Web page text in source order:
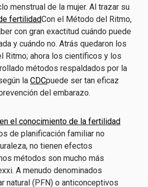
menstrual de la mujer. Al trazar su
fertilidadCon el Método del Ritmo,
con gran exactitud cuándo puede
y cuándo no. Atrás quedaron los
Ritmo; ahora los científicos y los
métodos respaldados por la
la CDCpuede ser tan eficaz
del embarazo.
el conocimiento de la fertilidad
de planificación familiar no
no tienen efectos
métodos son mucho más
A menudo denominados
natural (PFN) o anticonceptivos